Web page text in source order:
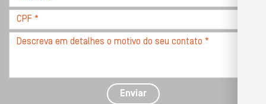
*
CPF
*
Descreva
com
Enviar